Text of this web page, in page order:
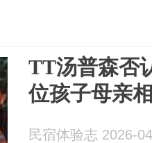
TT汤普森否
位孩子母亲
民宿体验志 2026-